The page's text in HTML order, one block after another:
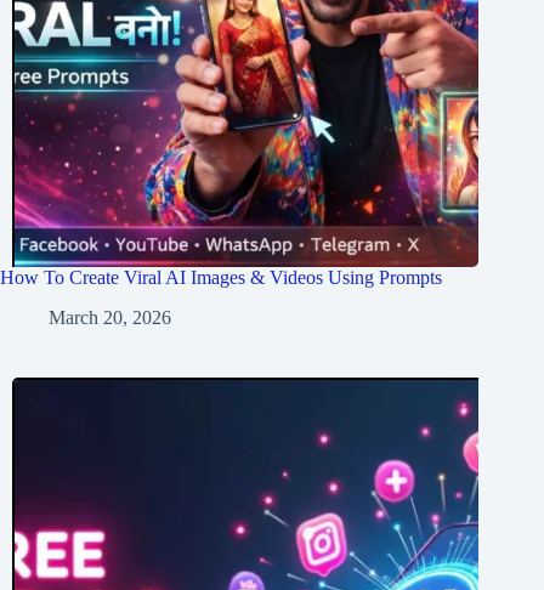
How To Create Viral AI Images & Videos Using Prompts
March 20, 2026